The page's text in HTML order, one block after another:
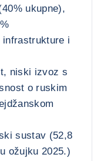
ukupne),
infrastrukture i
niski izvoz s
o ruskim
sustav (52,8
ožujku 2025.)